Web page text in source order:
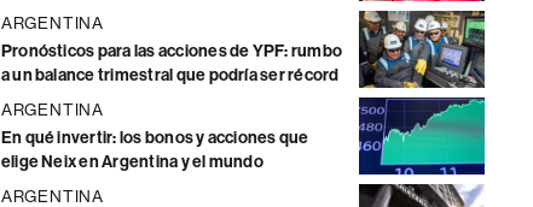
ARGENTINA
Pronósticos para las acciones de YPF: rumbo
a un balance trimestral que podría ser récord
ARGENTINA
En qué invertir: los bonos y acciones que
elige Neix en Argentina y el mundo
ARGENTINA